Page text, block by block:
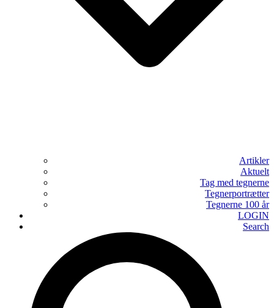
Artikler
Aktuelt
Tag med tegnerne
Tegnerportrætter
Tegnerne 100 år
LOGIN
Search